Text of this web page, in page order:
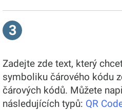
3
Zadejte zde text, který
symboliku čárového kódu
čárových kódů. Můžete
následujících typů: QR